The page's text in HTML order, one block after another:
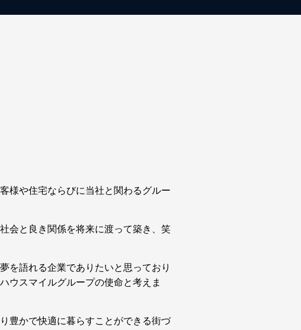
様や住宅ならびに当社と関わるグルー
会と良き関係を将来に渡って築き、笑
を語れる企業でありたいと思っており
ウスマイルグループの使命と考えま
豊かで快適に暮らすことができる街づ